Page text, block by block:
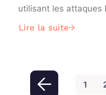
utilisant les attaques
Comment identifier
Lire la suite
1